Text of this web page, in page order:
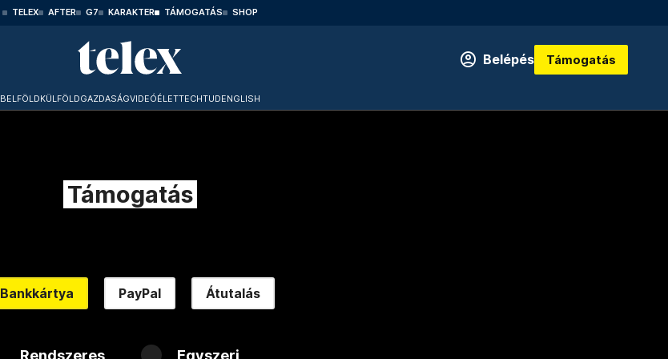
TELEX AFTER G7 KARAKTER TÁMOGATÁS SHOP
Belépés Támogatás
BELFÖLDKÜLFÖLDGAZDASÁGVIDEÓÉLETTECHTUDENGLISH
Támogatás
Bankkártya PayPal Átutalás
Rendszeres Egyszeri